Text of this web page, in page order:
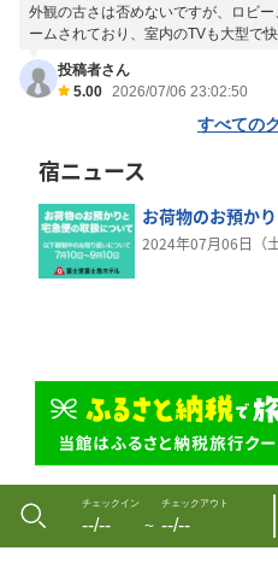
外観の古さは否めないですが、ロビ
ームされており、室内のTVも大型で
投稿者さん
5.00 2026/07/06 23:02:50
すべての
宿ニュース
お荷物のお預か
2024年07月06日（土
チェックイン
--/-- 〜
チェックアウト
--/--